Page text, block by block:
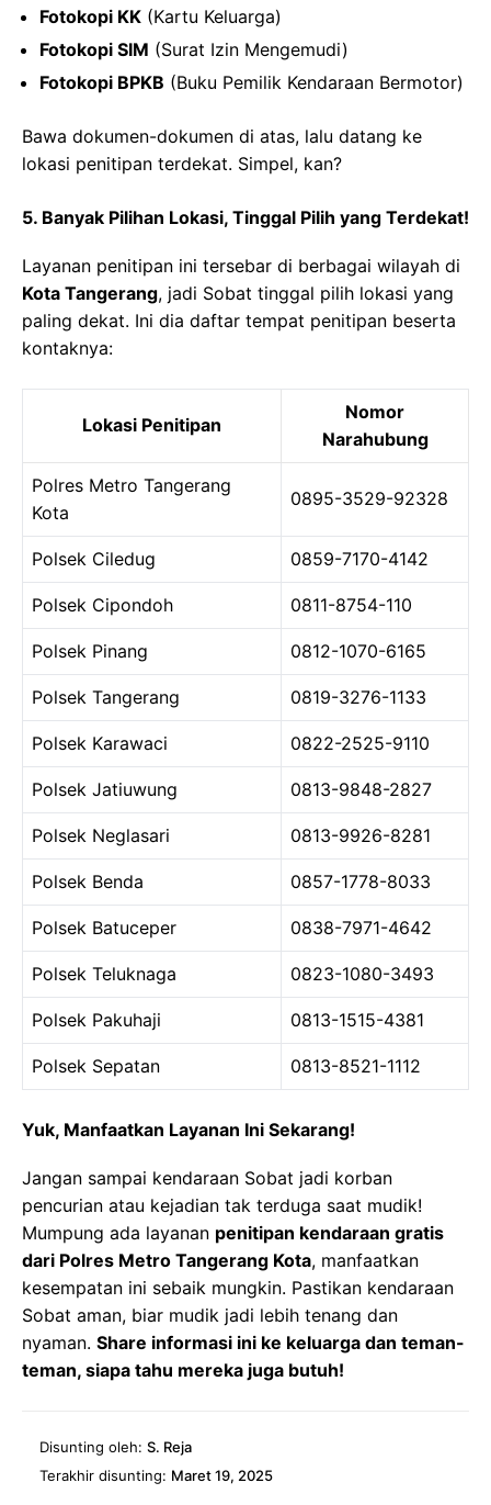
Fotokopi KK (Kartu Keluarga)
Fotokopi SIM (Surat Izin Mengemudi)
Fotokopi BPKB (Buku Pemilik Kendaraan Bermotor)
Bawa dokumen-dokumen di atas, lalu datang ke
lokasi penitipan terdekat. Simpel, kan?
5. Banyak Pilihan Lokasi, Tinggal Pilih yang Terdekat!
Layanan penitipan ini tersebar di berbagai wilayah di
Kota Tangerang, jadi Sobat tinggal pilih lokasi yang
paling dekat. Ini dia daftar tempat penitipan beserta
kontaknya:
Lokasi Penitipan
Nomor
Narahubung
Polres Metro Tangerang
Kota
0895-3529-92328
Polsek Ciledug 0859-7170-4142
Polsek Cipondoh 0811-8754-110
Polsek Pinang 0812-1070-6165
Polsek Tangerang 0819-3276-1133
Polsek Karawaci 0822-2525-9110
Polsek Jatiuwung 0813-9848-2827
Polsek Neglasari 0813-9926-8281
Polsek Benda 0857-1778-8033
Polsek Batuceper 0838-7971-4642
Polsek Teluknaga 0823-1080-3493
Polsek Pakuhaji 0813-1515-4381
Polsek Sepatan 0813-8521-1112
Yuk, Manfaatkan Layanan Ini Sekarang!
Jangan sampai kendaraan Sobat jadi korban
pencurian atau kejadian tak terduga saat mudik!
Mumpung ada layanan penitipan kendaraan gratis
dari Polres Metro Tangerang Kota, manfaatkan
kesempatan ini sebaik mungkin. Pastikan kendaraan
Sobat aman, biar mudik jadi lebih tenang dan
nyaman. Share informasi ini ke keluarga dan teman-
teman, siapa tahu mereka juga butuh!
Disunting oleh: S. Reja
Terakhir disunting: Maret 19, 2025